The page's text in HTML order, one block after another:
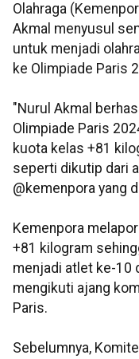
Olahraga
Akmal menyusul
untuk menjadi
ke Olimpiade Paris
"Nurul Akmal
Olimpiade Paris
kuota kelas +81
seperti dikutip dari
@kemenpora yang
Kemenpora
+81 kilogram
menjadi atlet ke-10
mengikuti ajang
Paris.
Sebelumnya,